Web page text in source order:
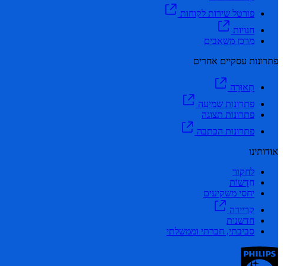
פורטל שירות לקוחות
חנויות
מרכז משאבים
פתרונות עסקיים אחרים
תְאוּרָה
פתרונות שמיעה
פתרונות תצוגה
פתרונות הכתבה
אודותינו
לחקור
חֲדָשׁוֹת
יחסי משקיעים
קריירה
חדשנות
סביבתי, חברתי וממשלתי